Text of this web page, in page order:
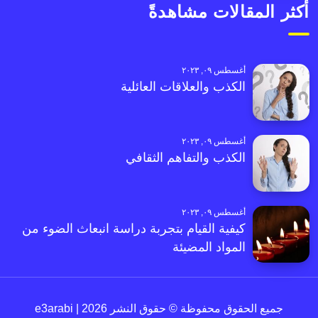
أكثر المقالات مشاهدةً
أغسطس ٠٩, ٢٠٢٣
الكذب والعلاقات العائلية
أغسطس ٠٩, ٢٠٢٣
الكذب والتفاهم الثقافي
أغسطس ٠٩, ٢٠٢٣
كيفية القيام بتجربة دراسة انبعاث الضوء من
المواد المضيئة
جميع الحقوق محفوظة © حقوق النشر 2026 | e3arabi